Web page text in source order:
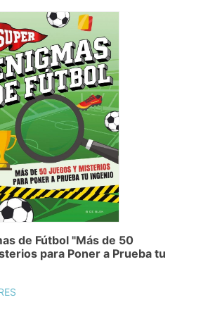
de Fútbol "Más de 50
para Poner a Prueba tu